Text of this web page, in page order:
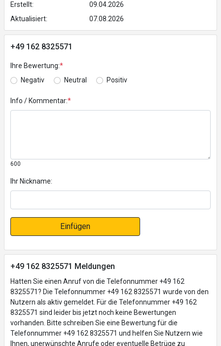
Erstellt:
09.04.2026
Aktualisiert:
07.08.2026
+49 162 8325571
Ihre Bewertung:*
Negativ
Neutral Positiv
Info / Kommentar:*
600
Ihr Nickname:
Einfügen
+49 162 8325571 Meldungen
Hatten Sie einen Anruf von die Telefonnummer +49 162
8325571? Die Telefonnummer +49 162 8325571 wurde von den
Nutzern als aktiv gemeldet. Für die Telefonnummer +49 162
8325571 sind leider bis jetzt noch keine Bewertungen
vorhanden. Bitte schreiben Sie eine Bewertung für die
Telefonnummer +49 162 8325571 und helfen Sie Nutzern wie
Ihnen, unerwünschte Anrufe oder eventuelle Betrüge zu